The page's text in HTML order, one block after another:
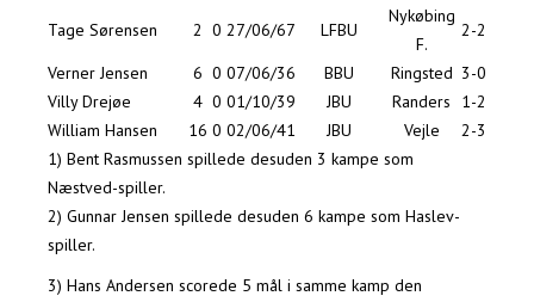
Tage Sørensen 2 0 27/06/67 LFBU
Nykøbing
F.
2-2
Verner Jensen
6 0 07/06/36 BBU Ringsted 3-0
Villy Drejøe
4 0 01/10/39 JBU Randers
1-2
William Hansen
16 0 02/06/41 JBU Vejle
2-3
1) Bent Rasmussen spillede desuden 3 kampe som
Næstved-spiller.
2) Gunnar Jensen spillede desuden 6 kampe som Haslev-
spiller.
3) Hans Andersen scorede 5 mål i samme kamp den